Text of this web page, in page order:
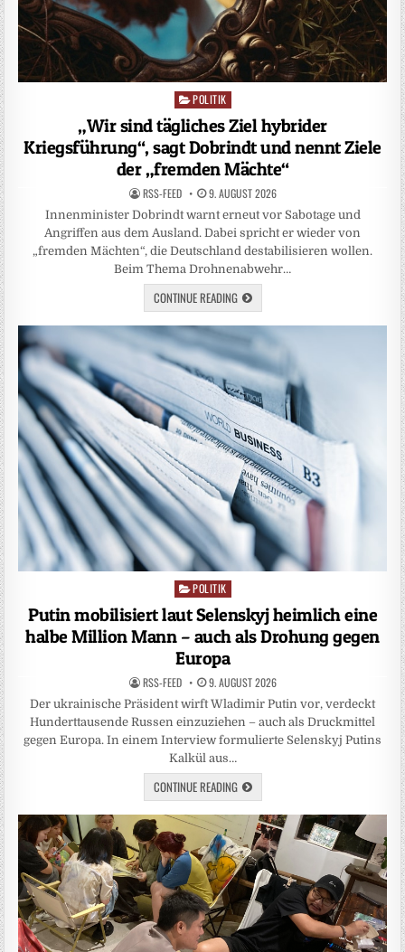
Posted
in
POLITIK
„Wir sind tägliches Ziel hybrider
Kriegsführung“, sagt Dobrindt und nennt Ziele
der „fremden Mächte“
RSS-FEED 9. AUGUST 2026
Innenminister Dobrindt warnt erneut vor Sabotage und
Angriffen aus dem Ausland. Dabei spricht er wieder von
„fremden Mächten“, die Deutschland destabilisieren wollen.
Beim Thema Drohnenabwehr…
CONTINUE READING
Posted
POLITIK
Putin mobilisiert laut Selenskyj heimlich eine
halbe Million Mann – auch als Drohung gegen
Europa
RSS-FEED 9. AUGUST 2026
Der ukrainische Präsident wirft Wladimir Putin vor, verdeckt
Hunderttausende Russen einzuziehen – auch als Druckmittel
gegen Europa. In einem Interview formulierte Selenskyj Putins
Kalkül aus…
CONTINUE READING